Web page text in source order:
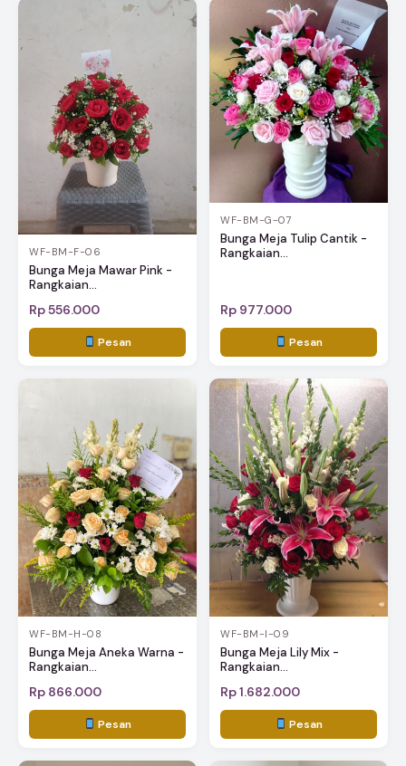
WF-BM-F-06
Bunga Meja Mawar Pink -
Rangkaian...
Rp 556.000
Pesan
WF-BM-G-07
Bunga Meja Tulip Cantik -
Rangkaian...
Rp 977.000
Pesan
WF-BM-H-08
Bunga Meja Aneka Warna -
Rangkaian...
Rp 866.000
Pesan
WF-BM-I-09
Bunga Meja Lily Mix -
Rangkaian...
Rp 1.682.000
Pesan